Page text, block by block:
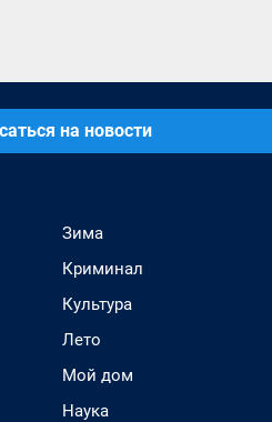
на новости
Зима
Криминал
Культура
Лето
Мой дом
Наука